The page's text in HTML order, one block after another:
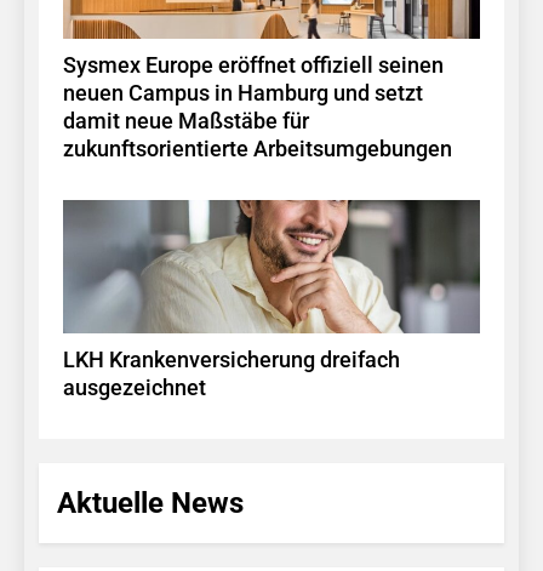
Sysmex Europe eröffnet offiziell seinen
neuen Campus in Hamburg und setzt
damit neue Maßstäbe für
zukunftsorientierte Arbeitsumgebungen
LKH Krankenversicherung dreifach
ausgezeichnet
Aktuelle News